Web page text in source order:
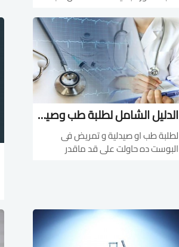
Anatomy Review - Abrahams, Peter
H.: https://download-health-
medicine-pdf-ebook...
الدليل الشامل لطلبة طب وصيدلية و تمريض لاكثر من 100 كوررس مجانى
لطلبة طب او صيدلية و تمريض فى
البوست ده حاولت على قد ماقدر